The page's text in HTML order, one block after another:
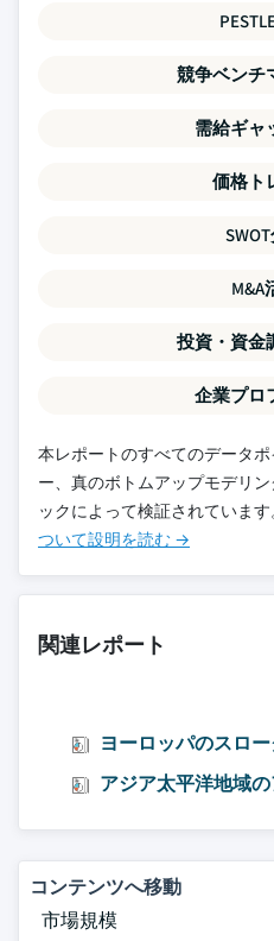
競争ベンチ
需給ギャ
価格ト
M&A
投資・資金
企業プロ
本レポートのすべてのデータ
ー、真のボトムアップモデリ
ックによって検証されています
ついて設明を読む →
関連レポート
ヨーロッパのスロ
アジア太平洋地域
コンテンツへ移動
市場規模